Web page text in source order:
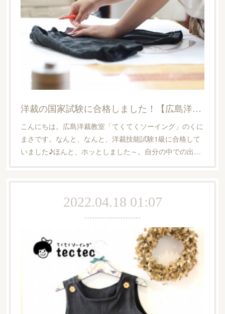
洋裁の国家試験に合格しました！【広島洋裁教室・てくてくソーイング】
こんにちは。広島洋裁教室「てくてくソーイング」のくに
まさです。なんと、なんと、洋裁技能試験1級に合格して
いました♪ほんと、ホッとしました～。自分の中での出…
2022.04.18 01:07